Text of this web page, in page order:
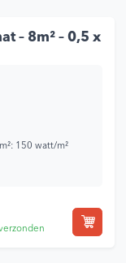
– 8m² – 0,5 x
150 watt/m²